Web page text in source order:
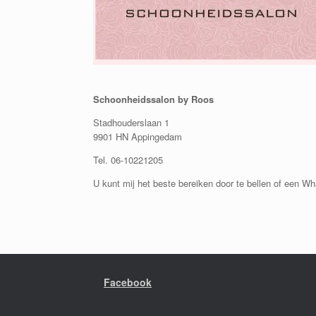
Schoonheidssalon by Roos
Stadhouderslaan 1
9901 HN Appingedam
Tel. 06-10221205
U kunt mij het beste bereiken door te bellen of een
Facebook